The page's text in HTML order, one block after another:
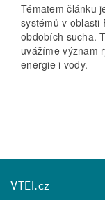
Tématem článku
systémů v oblasti
obdobích sucha.
uvážíme význam
energie i vody.
VTEI.cz